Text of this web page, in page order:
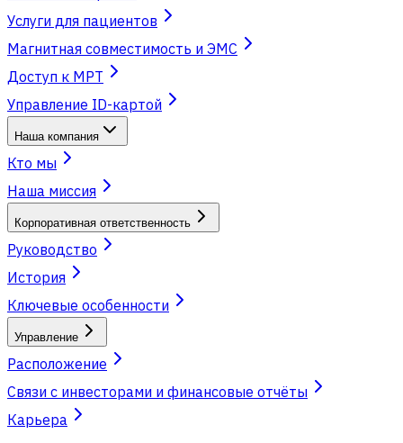
Услуги для пациентов
Магнитная совместимость и ЭМС
Доступ к МРТ
Управление ID-картой
Наша компания
Кто мы
Наша миссия
Корпоративная ответственность
Руководство
История
Ключевые особенности
Управление
Расположение
Связи с инвесторами и финансовые отчёты
Карьера